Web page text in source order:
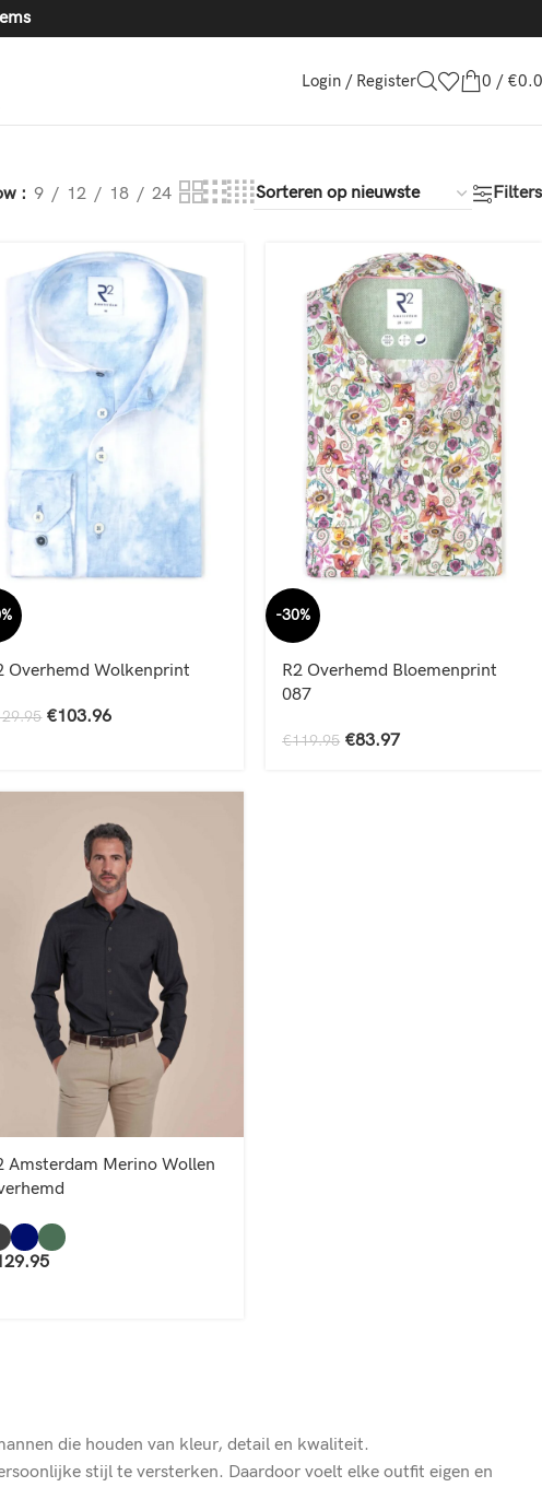
Login / Register 0 / €
9 12 18 24 Filters
Overhemd Wolkenprint
€103.96
-30%
R2 Overhemd Bloemenprint
087
€119.95 €83.97
Amsterdam Merino Wollen
die houden van kleur, detail en kwaliteit.
stijl te versterken. Daardoor voelt elke outfit eigen en